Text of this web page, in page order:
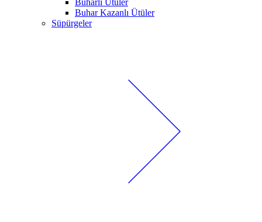
Buharlı Ütüler
Buhar Kazanlı Ütüler
Süpürgeler